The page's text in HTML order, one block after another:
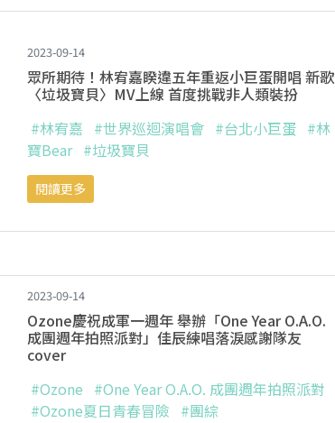
2023-09-14
眾所期待！林宥嘉睽違五年重返小巨蛋開唱 新歌
〈垃圾寶貝〉MV上線 首度挑戰非人類裝扮
#林宥嘉 #世界巡迴演唱會 #台北小巨蛋 #林
寶Bear #垃圾寶貝
閱讀更多
2023-09-14
Ozone慶祝成軍一週年 舉辦「One Year O.A.O.
成團週年拍照派對」佳辰練唱落淚感謝隊友
cover
#Ozone #One Year O.A.O. 成團週年拍照派對
#Ozone夏日青春冒險 #團綜